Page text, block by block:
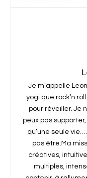
Je m’appelle
yogi que rock’n
pour réveiller. Je
peux pas
qu’une seule
pas être.Ma
créatives,
multiples,